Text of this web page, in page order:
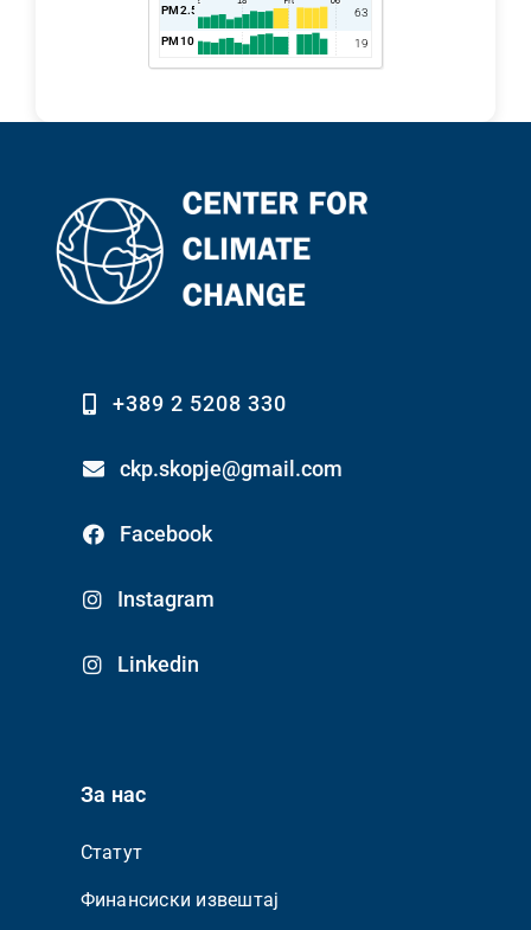
PM2.5 63
PM10 AQI 19
+389 2 5208 330
ckp.skopje@gmail.com
Facebook
Instagram
Linkedin
За нас
Статут
Финансиски извештај